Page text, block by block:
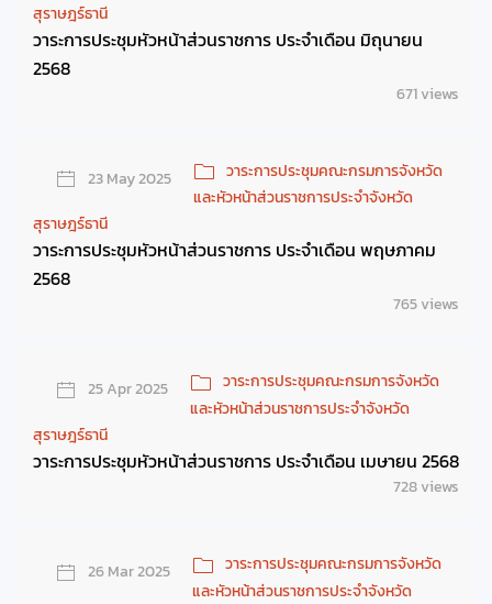
สุราษฎร์ธานี
วาระการประชุมหัวหน้าส่วนราชการ ประจำเดือน มิถุนายน
2568
671 views
23 May 2025
วาระการประชุมคณะกรมการจังหวัด
และหัวหน้าส่วนราชการประจำจังหวัด
สุราษฎร์ธานี
วาระการประชุมหัวหน้าส่วนราชการ ประจำเดือน พฤษภาคม
2568
765 views
25 Apr 2025
วาระการประชุมคณะกรมการจังหวัด
และหัวหน้าส่วนราชการประจำจังหวัด
สุราษฎร์ธานี
วาระการประชุมหัวหน้าส่วนราชการ ประจำเดือน เมษายน 2568
728 views
26 Mar 2025
วาระการประชุมคณะกรมการจังหวัด
และหัวหน้าส่วนราชการประจำจังหวัด